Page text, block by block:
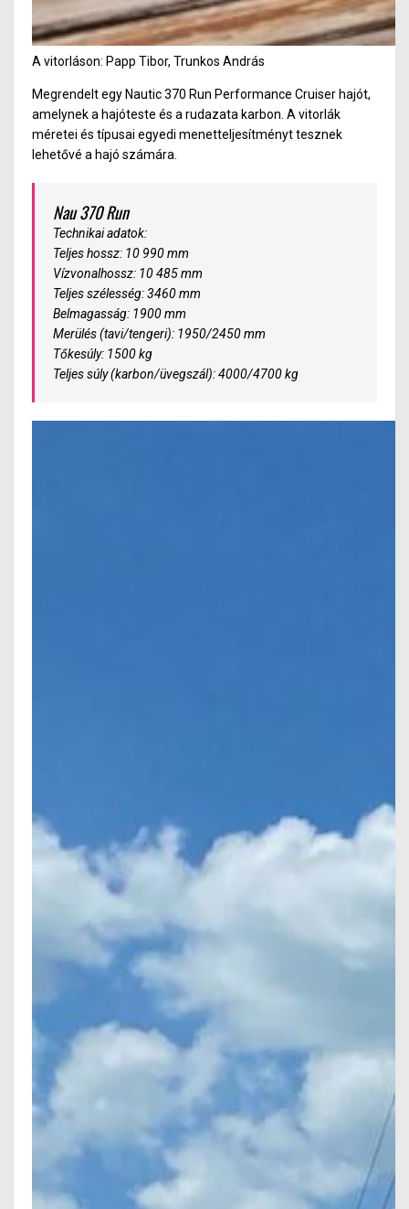
A vitorláson: Papp Tibor, Trunkos András
Megrendelt egy Nautic 370 Run Performance Cruiser hajót,
amelynek a hajóteste és a rudazata karbon. A vitorlák
méretei és típusai egyedi menetteljesítményt tesznek
lehetővé a hajó számára.
Nau 370 Run
Technikai adatok:
Teljes hossz: 10 990 mm
Vízvonalhossz: 10 485 mm
Teljes szélesség: 3460 mm
Belmagasság: 1900 mm
Merülés (tavi/tengeri): 1950/2450 mm
Tőkesúly: 1500 kg
Teljes súly (karbon/üvegszál): 4000/4700 kg